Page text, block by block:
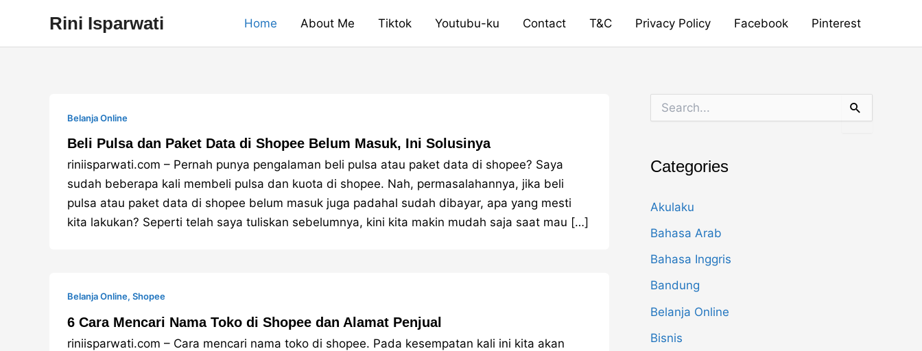
content
Rini Isparwati Home About Me Tiktok Youtubu-ku Contact T&C Privacy Policy Facebook Pinterest
Belanja Online
Beli Pulsa dan Paket Data di Shopee Belum Masuk, Ini Solusinya
riniisparwati.com – Pernah punya pengalaman beli pulsa atau paket data di shopee? Saya
sudah beberapa kali membeli pulsa dan kuota di shopee. Nah, permasalahannya, jika beli
pulsa atau paket data di shopee belum masuk juga padahal sudah dibayar, apa yang mesti
kita lakukan? Seperti telah saya tuliskan sebelumnya, kini kita makin mudah saja saat mau […]
Belanja Online, Shopee
6 Cara Mencari Nama Toko di Shopee dan Alamat Penjual
riniisparwati.com – Cara mencari nama toko di shopee. Pada kesempatan kali ini kita akan
h
r
Categories
Akulaku
Bahasa Arab
Bahasa Inggris
Bandung
Belanja Online
Bisnis